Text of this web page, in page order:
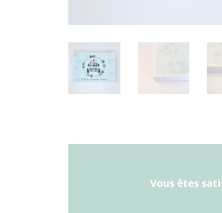
Vous êtes